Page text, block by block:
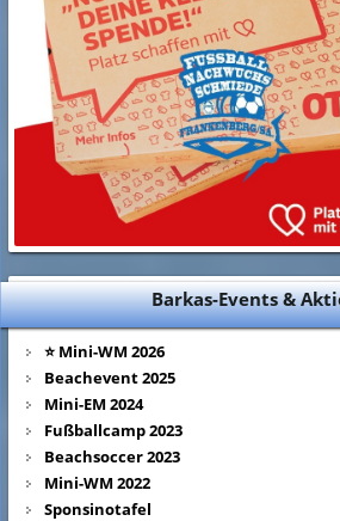
Barkas-Events &
⭐ Mini-WM 2026
Beachevent 2025
Mini-EM 2024
Fußballcamp 2023
Beachsoccer 2023
Mini-WM 2022
Sponsinotafel